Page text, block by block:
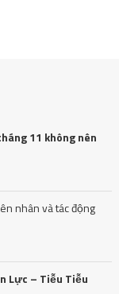
11 không nên
nhân và tác động
Lực – Tiễu Tiễu